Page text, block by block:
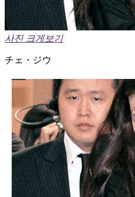
사진 크게보기
チェ・ジウ